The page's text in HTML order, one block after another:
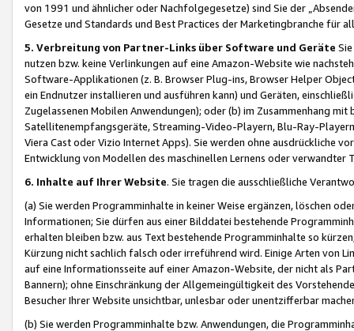
von 1991 und ähnlicher oder Nachfolgegesetze) sind Sie der
Gesetze und Standards und Best Practices der Marketingbranche für
5. Verbreitung von Partner-Links über Software und Geräte
nutzen bzw. keine Verlinkungen auf eine Amazon-Website wie
Software-Applikationen (z. B. Browser Plug-ins, Browser Helper
ein Endnutzer installieren und ausführen kann) und Geräten,
Zugelassenen Mobilen Anwendungen); oder (b) im Zusammenhang
Satellitenempfangsgeräte, Streaming-Video-Playern, Blu-Ray-
Viera Cast oder Vizio Internet Apps). Sie werden ohne ausdrückliche
Entwicklung von Modellen des maschinellen Lernens oder
6. Inhalte auf Ihrer Website. Sie tragen die ausschließliche
(a) Sie werden Programminhalte in keiner Weise ergänzen, löschen
Informationen; Sie dürfen aus einer Bilddatei bestehende
erhalten bleiben bzw. aus Text bestehende Programminhalte so
Kürzung nicht sachlich falsch oder irreführend wird. Einige Arten von
auf eine Informationsseite auf einer Amazon-Website, der nicht als
Bannern); ohne Einschränkung der Allgemeingültigkeit des
Besucher Ihrer Website unsichtbar, unlesbar oder unentzifferbar
(b) Sie werden Programminhalte bzw. Anwendungen, die